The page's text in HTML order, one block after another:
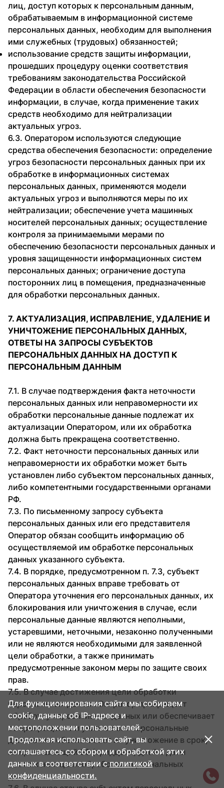
лиц, доступ которых к персональным данным,
обрабатываемым в информационной системе
персональных данных, необходим для выполнения
ими служебных (трудовых) обязанностей;
использование средств защиты информации,
прошедших процедуру оценки соответствия
требованиям законодательства Российской
Федерации в области обеспечения безопасности
информации, в случае, когда применение таких
средств необходимо для нейтрализации
актуальных угроз.
6.3. Оператором используются следующие
средства обеспечения безопасности: определение
угроз безопасности персональных данных при их
обработке в информационных системах
персональных данных, применяются модели
актуальных угроз и выполняются меры по их
нейтрализации; обеспечение учета машинных
носителей персональных данных; осуществление
контроля за принимаемыми мерами по
обеспечению безопасности персональных данных и
уровня защищенности информационных систем
персональных данных; ограничение доступа
посторонних лиц в помещения, предназначенные
для обработки персональных данных.
7. АКТУАЛИЗАЦИЯ, ИСПРАВЛЕНИЕ, УДАЛЕНИЕ И
УНИЧТОЖЕНИЕ ПЕРСОНАЛЬНЫХ ДАННЫХ,
ОТВЕТЫ НА ЗАПРОСЫ СУБЪЕКТОВ
ПЕРСОНАЛЬНЫХ ДАННЫХ НА ДОСТУП К
ПЕРСОНАЛЬНЫМ ДАННЫМ
7.1. В случае подтверждения факта неточности
персональных данных или неправомерности их
обработки персональные данные подлежат их
актуализации Оператором, или их обработка
должна быть прекращена соответственно.
7.2. Факт неточности персональных данных или
неправомерности их обработки может быть
установлен либо субъектом персональных данных,
либо компетентными государственными органами
РФ.
7.3. По письменному запросу субъекта
персональных данных или его представителя
Оператор обязан сообщить информацию об
осуществляемой им обработке персональных
данных указанного субъекта.
7.4. В порядке, предусмотренном п. 7.3, субъект
персональных данных вправе требовать от
Оператора уточнения его персональных данных, их
блокирования или уничтожения в случае, если
персональные данные являются неполными,
устаревшими, неточными, незаконно полученными
или не являются необходимыми для заявленной
цели обработки, а также принимать
предусмотренные законом меры по защите своих
прав.
7.5. В случае достижения цели обработки
персональных данных Оператор прекращает
обработку персональных данных или обеспечивает
ее прекращение и уничтожает персональные
данные или обеспечивает их уничтожение в срок,
не превышающий 30 (тридцати) дней с даты
достижения цели обработки персональных
данных.
Для функционирования сайта мы собираем
cookie, данные об IP-адресе и
местоположении пользователей.
Продолжая использовать сайт, вы
соглашаетесь со сбором и обработкой этих
данных в соответствии сполитикой
конфиденциальности.